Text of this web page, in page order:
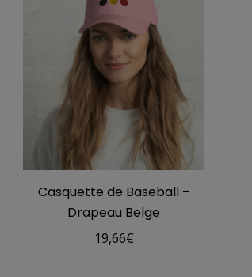
Casquette de Baseball –
Drapeau Belge
19,66€